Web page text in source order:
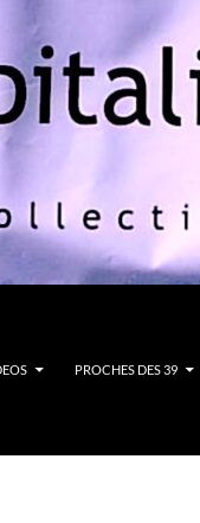
PROCHES DES 39